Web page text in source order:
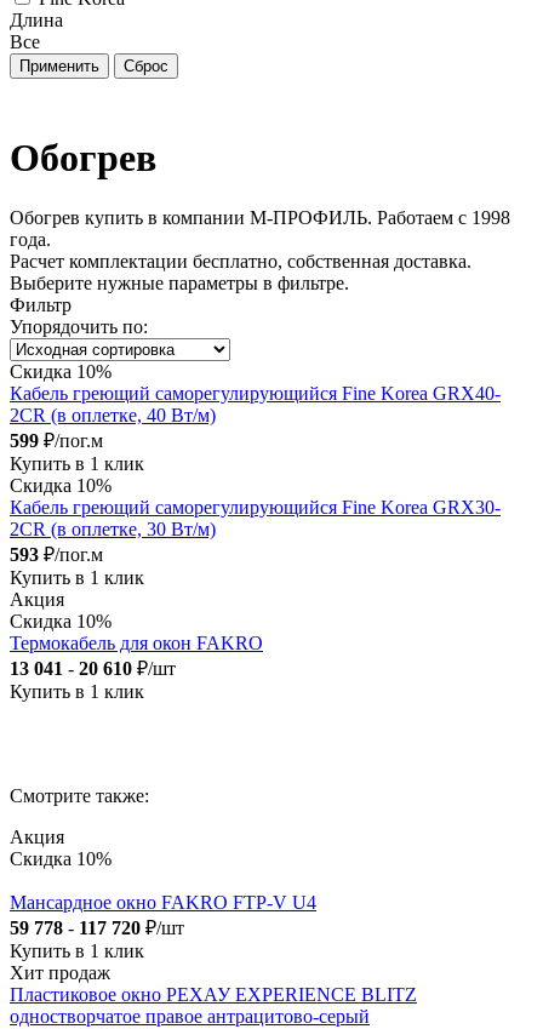
Длина
Все
Обогрев
Обогрев купить в компании М-ПРОФИЛЬ. Работаем с 1998
года.
Расчет комплектации бесплатно, собственная доставка.
Выберите нужные параметры в фильтре.
Фильтр
Упорядочить по:
Скидка 10%
Кабель греющий саморегулирующийся Fine Korea GRX40-
2CR (в оплетке, 40 Вт/м)
599 ₽/пог.м
Купить в 1 клик
Скидка 10%
Кабель греющий саморегулирующийся Fine Korea GRX30-
2CR (в оплетке, 30 Вт/м)
593 ₽/пог.м
Купить в 1 клик
Акция
Скидка 10%
Термокабель для окон FAKRO
13 041 - 20 610 ₽/шт
Купить в 1 клик
Смотрите также:
Акция
Скидка 10%
Мансардное окно FAKRO FTP-V U4
59 778 - 117 720 ₽/шт
Купить в 1 клик
Хит продаж
Пластиковое окно РЕХАУ EXPERIENCE BLITZ
одностворчатое правое антрацитово-серый